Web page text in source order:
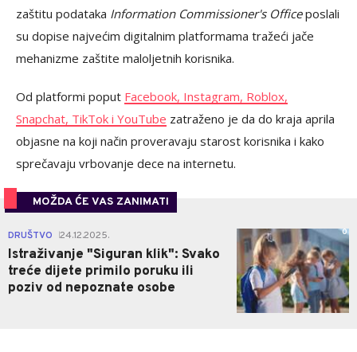
zaštitu podataka Information Commissioner's Officeposlali
su dopise najvećim digitalnim platformama tražeći jače
mehanizme zaštite maloljetnih korisnika.
Od platformi poput Facebook, Instagram, Roblox,
Snapchat, TikTok i YouTube zatraženo je da do kraja aprila
objasne na koji način proveravaju starost korisnika i kako
sprečavaju vrbovanje dece na internetu.
MOŽDA ĆE VAS ZANIMATI
DRUŠTVO 24.12.2025.
Istraživanje "Siguran klik": Svako
treće dijete primilo poruku ili
poziv od nepoznate osobe
0